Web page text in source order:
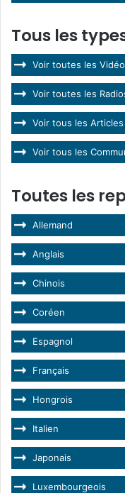
Tous les
Voir toutes les
Voir toutes les
Voir tous les Articles
Voir tous les
Toutes les
Allemand
Anglais
Chinois
Coréen
Espagnol
Français
Hongrois
Italien
Japonais
Luxembourgeois